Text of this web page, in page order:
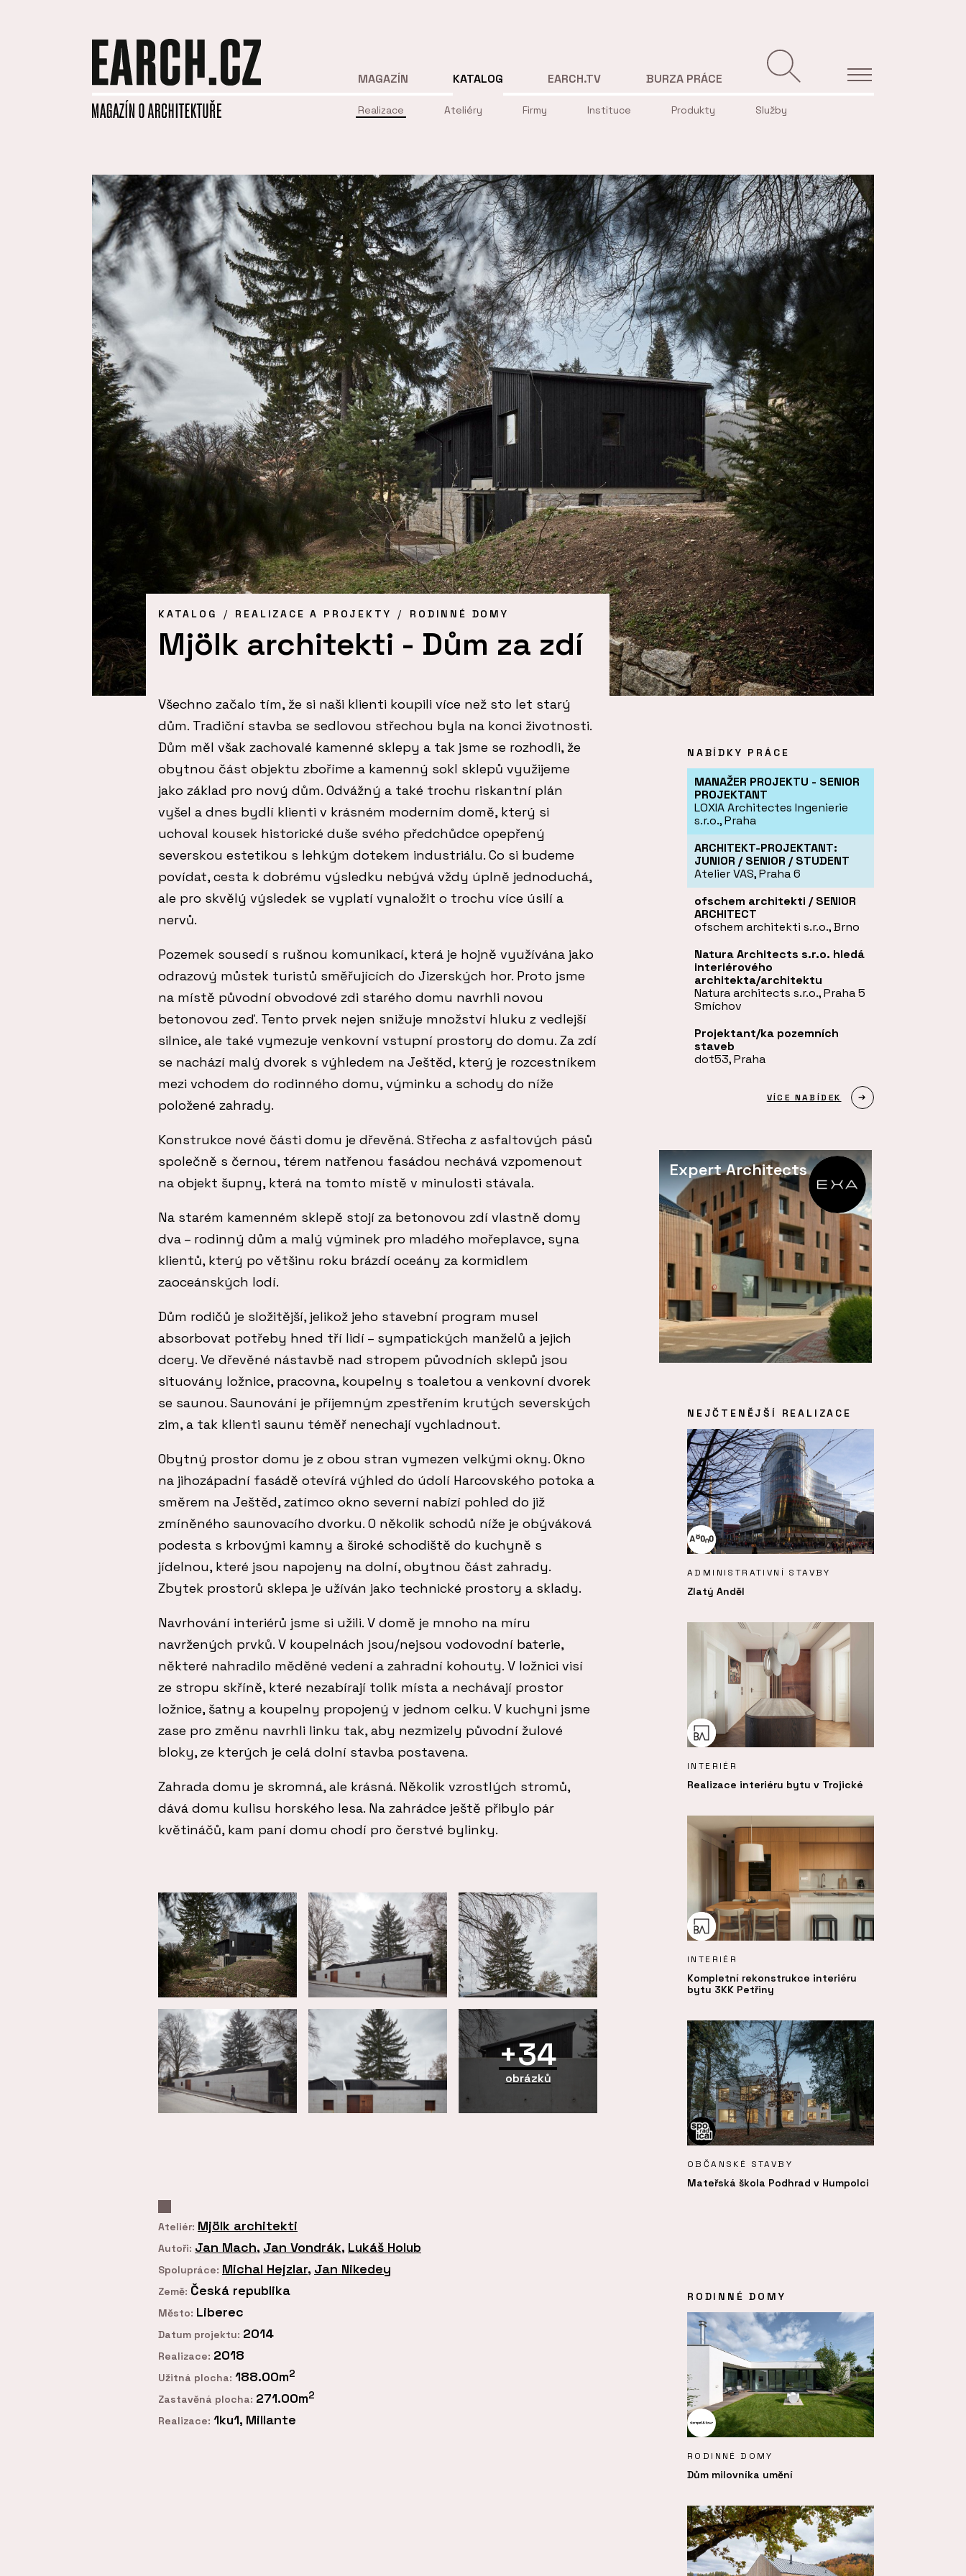
MAGAZÍN KATALOG
Realizace Ateliéry Firmy Instituce Produkty Služby
EARCH.TV BURZA PRÁCE
KATALOG REALIZACE A PROJEKTY RODINNÉ DOMY
Mjölk architekti - Dům za zdí
Všechno začalo tím, že si naši klienti koupili více než sto let starý
dům. Tradiční stavba se sedlovou střechou byla na konci životnosti.
Dům měl však zachovalé kamenné sklepy a tak jsme se rozhodli, že
obytnou část objektu zboříme a kamenný sokl sklepů využijeme
jako základ pro nový dům. Odvážný a také trochu riskantní plán
vyšel a dnes bydlí klienti v krásném moderním domě, který si
uchoval kousek historické duše svého předchůdce opepřený
severskou estetikou s lehkým dotekem industriálu. Co si budeme
povídat, cesta k dobrému výsledku nebývá vždy úplně jednoduchá,
ale pro skvělý výsledek se vyplatí vynaložit o trochu více úsilí a
nervů.
Pozemek sousedí s rušnou komunikací, která je hojně využívána jako
odrazový můstek turistů směřujících do Jizerských hor. Proto jsme
na místě původní obvodové zdi starého domu navrhli novou
betonovou zeď. Tento prvek nejen snižuje množství hluku z vedlejší
silnice, ale také vymezuje venkovní vstupní prostory do domu. Za zdí
se nachází malý dvorek s výhledem na Ještěd, který je rozcestníkem
mezi vchodem do rodinného domu, výminku a schody do níže
položené zahrady.
Konstrukce nové části domu je dřevěná. Střecha z asfaltových pásů
společně s černou, térem natřenou fasádou nechává vzpomenout
na objekt šupny, která na tomto místě v minulosti stávala.
Na starém kamenném sklepě stojí za betonovou zdí vlastně domy
dva – rodinný dům a malý výminek pro mladého mořeplavce, syna
klientů, který po většinu roku brázdí oceány za kormidlem
zaoceánských lodí.
Dům rodičů je složitější, jelikož jeho stavební program musel
absorbovat potřeby hned tří lidí – sympatických manželů a jejich
dcery. Ve dřevěné nástavbě nad stropem původních sklepů jsou
situovány ložnice, pracovna, koupelny s toaletou a venkovní dvorek
se saunou. Saunování je příjemným zpestřením krutých severských
zim, a tak klienti saunu téměř nenechají vychladnout.
Obytný prostor domu je z obou stran vymezen velkými okny. Okno
na jihozápadní fasádě otevírá výhled do údolí Harcovského potoka a
směrem na Ještěd, zatímco okno severní nabízí pohled do již
zmíněného saunovacího dvorku. O několik schodů níže je obýváková
podesta s krbovými kamny a široké schodiště do kuchyně s
jídelnou, které jsou napojeny na dolní, obytnou část zahrady.
Zbytek prostorů sklepa je užíván jako technické prostory a sklady.
Navrhování interiérů jsme si užili. V domě je mnoho na míru
navržených prvků. V koupelnách jsou/nejsou vodovodní baterie,
některé nahradilo měděné vedení a zahradní kohouty. V ložnici visí
ze stropu skříně, které nezabírají tolik místa a nechávají prostor
ložnice, šatny a koupelny propojený v jednom celku. V kuchyni jsme
zase pro změnu navrhli linku tak, aby nezmizely původní žulové
bloky, ze kterých je celá dolní stavba postavena.
Zahrada domu je skromná, ale krásná. Několik vzrostlých stromů,
dává domu kulisu horského lesa. Na zahrádce ještě přibylo pár
květináčů, kam paní domu chodí pro čerstvé bylinky.
+34
obrázků
Ateliér: Mjölk architekti
Autoři: Jan Mach, Jan Vondrák, Lukáš Holub
Spolupráce: Michal Hejzlar, Jan Nikedey
Země: Česká republika
Město: Liberec
Datum projektu: 2014
Realizace: 2018
Užitná plocha: 188.00m2
Zastavěná plocha: 271.00m2
Realizace: 1ku1, Millante
NABÍDKY PRÁCE
MANAŽER PROJEKTU - SENIOR
PROJEKTANT
LOXIA Architectes Ingenierie
s.r.o., Praha
ARCHITEKT-PROJEKTANT:
JUNIOR / SENIOR / STUDENT
Atelier VAS, Praha 6
ofschem architekti / SENIOR
ARCHITECT
ofschem architekti s.r.o., Brno
Natura Architects s.r.o. hledá
interiérového
architekta/architektu
Natura architects s.r.o., Praha 5
Smíchov
Projektant/ka pozemních
staveb
dot53, Praha
VÍCE NABÍDEK
Expert Architects
NEJČTENĚJŠÍ REALIZACE
ADMINISTRATIVNÍ STAVBY
Zlatý Anděl
INTERIÉR
Realizace interiéru bytu v Trojické
INTERIÉR
Kompletní rekonstrukce interiéru
bytu 3KK Petřiny
OBČANSKÉ STAVBY
Mateřská škola Podhrad v Humpolci
RODINNÉ DOMY
RODINNÉ DOMY
Dům milovníka umění